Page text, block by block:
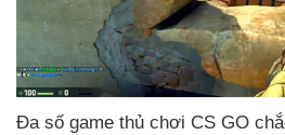
Đa số game thủ chơi CS GO